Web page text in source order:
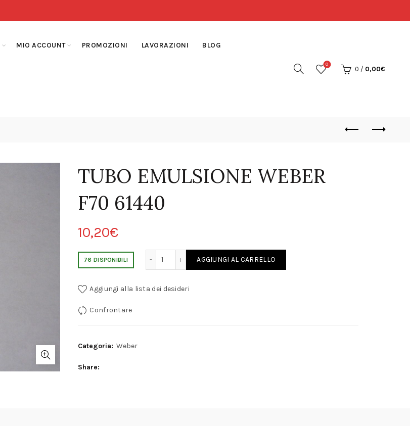
MIO ACCOUNT PROMOZIONI LAVORAZIONI BLOG
0
0 / 0,00€
TUBO EMULSIONE WEBER
F70 61440
10,20€
76 DISPONIBILI
TUBO EMULSIONE WEBER F70 61440 quantity
AGGIUNGI AL CARRELLO
Aggiungi alla lista dei desideri
Confrontare
Categoria: Weber
Share